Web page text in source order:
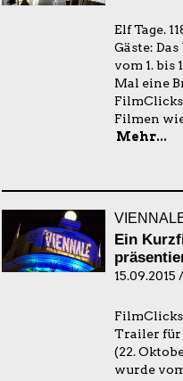
Elf Tage.
Gäste:
vom 1. bis
Mal eine
Filmen
Mehr...
Ein
Trailer für
(22.
wurde